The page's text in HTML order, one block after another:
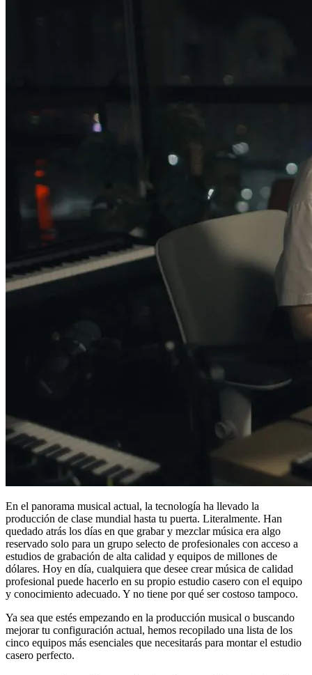
En el panorama musical actual, la tecnología ha llevado la
producción de clase mundial hasta tu puerta. Literalmente. Han
quedado atrás los días en que grabar y mezclar música era algo
reservado solo para un grupo selecto de profesionales con acceso a
estudios de grabación de alta calidad y equipos de millones de
dólares. Hoy en día, cualquiera que desee crear música de calidad
profesional puede hacerlo en su propio estudio casero con el equipo
y conocimiento adecuado. Y no tiene por qué ser costoso tampoco.
Ya sea que estés empezando en la producción musical o buscando
mejorar tu configuración actual, hemos recopilado una lista de los
cinco equipos más esenciales que necesitarás para montar el estudio
casero perfecto.